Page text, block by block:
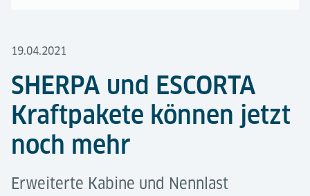
19.04.2021
SHERPA und ESCORTA
Kraftpakete können jetzt
noch mehr
Erweiterte Kabine und Nennlast